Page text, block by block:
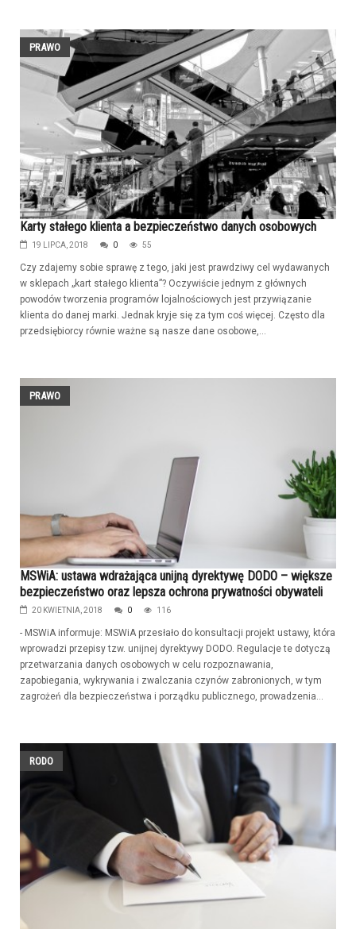
PRAWO
Karty stałego klienta a bezpieczeństwo danych osobowych
19 LIPCA, 2018 0 55
Czy zdajemy sobie sprawę z tego, jaki jest prawdziwy cel wydawanych
w sklepach „kart stałego klienta”? Oczywiście jednym z głównych
powodów tworzenia programów lojalnościowych jest przywiązanie
klienta do danej marki. Jednak kryje się za tym coś więcej. Często dla
przedsiębiorcy równie ważne są nasze dane osobowe,...
PRAWO
MSWiA: ustawa wdrażająca unijną dyrektywę DODO – większe
bezpieczeństwo oraz lepsza ochrona prywatności obywateli
20 KWIETNIA, 2018 0 116
- MSWiA informuje: MSWiA przesłało do konsultacji projekt ustawy, która
wprowadzi przepisy tzw. unijnej dyrektywy DODO. Regulacje te dotyczą
przetwarzania danych osobowych w celu rozpoznawania,
zapobiegania, wykrywania i zwalczania czynów zabronionych, w tym
zagrożeń dla bezpieczeństwa i porządku publicznego, prowadzenia...
RODO